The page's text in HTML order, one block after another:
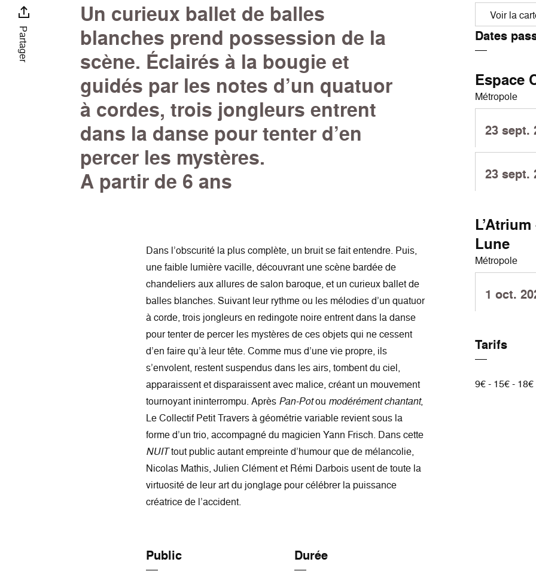
Partager
Voir la
Dates
Espace
Métropole
23 sept.
23 sept.
Lune
Métropole
1 oct.
Tarifs
9€ - 15€ - 18€
Un curieux ballet de balles
blanches prend possession de la
scène. Éclairés à la bougie et
guidés par les notes d’un quatuor
à cordes, trois jongleurs entrent
dans la danse pour tenter d’en
percer les mystères.
A partir de 6 ans
Dans l’obscurité la plus complète, un bruit se fait entendre. Puis,
une faible lumière vacille, découvrant une scène bardée de
chandeliers aux allures de salon baroque, et un curieux ballet de
balles blanches. Suivant leur rythme ou les mélodies d’un quatuor
à corde, trois jongleurs en redingote noire entrent dans la danse
pour tenter de percer les mystères de ces objets qui ne cessent
d’en faire qu’à leur tête. Comme mus d’une vie propre, ils
s’envolent, restent suspendus dans les airs, tombent du ciel,
apparaissent et disparaissent avec malice, créant un mouvement
tournoyant ininterrompu. Après Pan-Potou modérément chantant,
Le Collectif Petit Travers à géométrie variable revient sous la
forme d’un trio, accompagné du magicien Yann Frisch. Dans cette
NUITtout public autant empreinte d’humour que de mélancolie,
Nicolas Mathis, Julien Clément et Rémi Darbois usent de toute la
virtuosité de leur art du jonglage pour célébrer la puissance
créatrice de l’accident.
Public Durée